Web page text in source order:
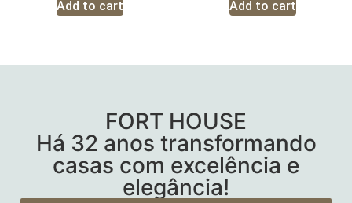
Add to cart Add to cart
FORT HOUSE
Há 32 anos transformando
casas com excelência e
elegância!